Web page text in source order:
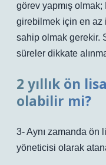
görev yapmış olmak;
girebilmek için en az
sahip olmak gerekir.
süreler dikkate
2 yıllık ön
olabilir mi?
3- Aynı zamanda ön
yöneticisi olarak